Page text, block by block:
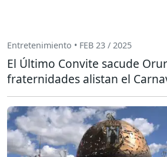
Entretenimiento • FEB 23 / 2025
El Último Convite sacude
fraternidades alistan el